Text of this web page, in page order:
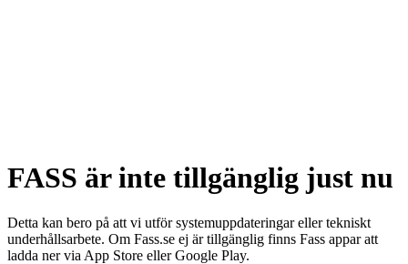
FASS är inte tillgänglig just nu
Detta kan bero på att vi utför systemuppdateringar eller tekniskt
underhållsarbete. Om Fass.se ej är tillgänglig finns Fass appar att
ladda ner via App Store eller Google Play.